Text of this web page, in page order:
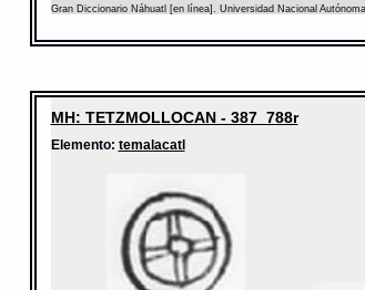
Gran Diccionario Náhuatl [en línea]. Universidad Nacional
MH: TETZMOLLOCAN - 387_788r
Elemento: temalacatl